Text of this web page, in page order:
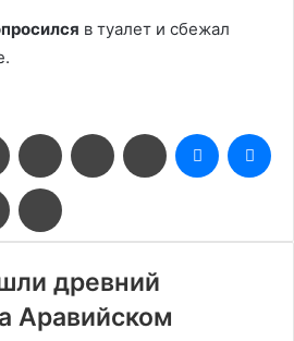
в туалет и сбежал
Pinterest Reddit ВконтактеОдноклассники
Messenger
Поделиться
через
электронную
древний
Аравийском